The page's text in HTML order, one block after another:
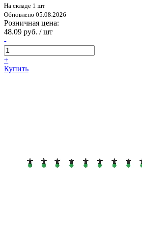
На складе 1 шт
Обновлено 05.08.2026
Розничная цена:
48.09 руб. / шт
-
+
Купить